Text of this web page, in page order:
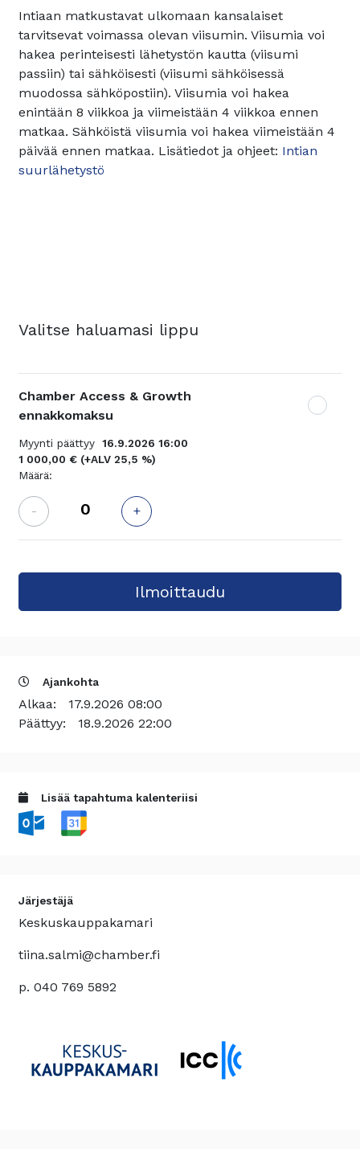
Intiaan matkustavat ulkomaan kansalaiset
tarvitsevat voimassa olevan viisumin. Viisumia voi
hakea perinteisesti lähetystön kautta (viisumi
passiin) tai sähköisesti (viisumi sähköisessä
muodossa sähköpostiin). Viisumia voi hakea
enintään 8 viikkoa ja viimeistään 4 viikkoa ennen
matkaa. Sähköistä viisumia voi hakea viimeistään 4
päivää ennen matkaa. Lisätiedot ja ohjeet: Intian
suurlähetystö
Valitse haluamasi lippu
Chamber Access & Growth
ennakkomaksu
Myynti päättyy 16.9.2026 16:00
1 000,00 € (+ALV 25,5 %)
Määrä:
- +
Ajankohta
Alkaa: 17.9.2026 08:00
Päättyy: 18.9.2026 22:00
Lisää tapahtuma kalenteriisi
Järjestäjä
Keskuskauppakamari
tiina.salmi@chamber.fi
p. 040 769 5892